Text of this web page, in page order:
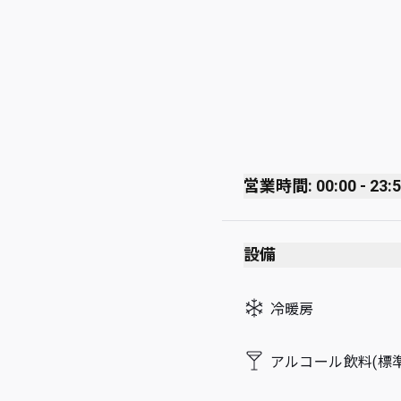
営業時間: 00:00 -
Monday
Tuesday
Thursday
Friday
設備
冷暖房
アルコール飲料(標